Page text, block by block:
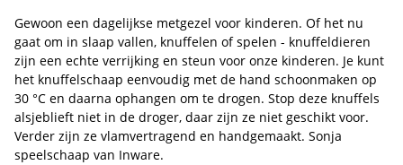
Gewoon een dagelijkse metgezel voor kinderen. Of het nu
gaat om in slaap vallen, knuffelen of spelen - knuffeldieren
zijn een echte verrijking en steun voor onze kinderen. Je kunt
het knuffelschaap eenvoudig met de hand schoonmaken op
30 °C en daarna ophangen om te drogen. Stop deze knuffels
alsjeblieft niet in de droger, daar zijn ze niet geschikt voor.
Verder zijn ze vlamvertragend en handgemaakt. Sonja
speelschaap van Inware.